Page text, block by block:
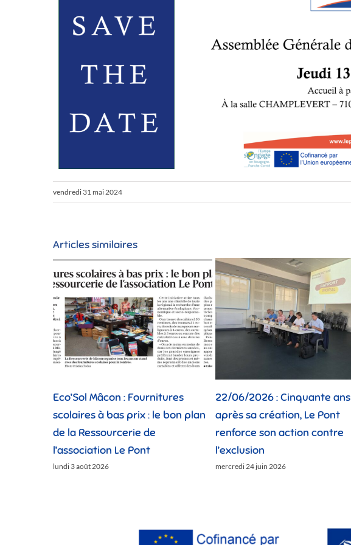
vendredi 31 mai 2024
Articles similaires
Eco’Sol Mâcon : Fournitures
scolaires à bas prix : le bon plan
de la Ressourcerie de
l’association Le Pont
lundi 3 août 2026
22/06/2026 : Cinquante ans
après sa création, Le Pont
renforce son action contre
l’exclusion
mercredi 24 juin 2026